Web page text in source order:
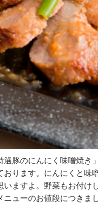
選豚のにんにく味噌焼き
おります。にんにくと味
いますよ。野菜もお付け
ニューのお値段につきま